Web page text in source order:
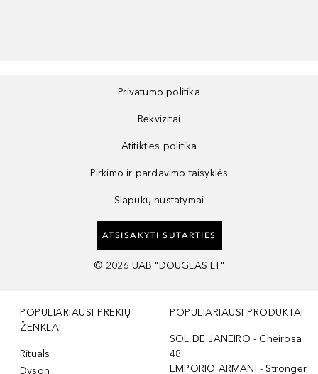
Privatumo politika
Rekvizitai
Atitikties politika
Pirkimo ir pardavimo taisyklės
Slapukų nustatymai
ATSISAKYTI SUTARTIES
© 2026 UAB "DOUGLAS LT"
POPULIARIAUSI PREKIŲ
ŽENKLAI
Rituals
Dyson
POPULIARIAUSI PRODUKTAI
SOL DE JANEIRO - Cheirosa
48
EMPORIO ARMANI - Stronger